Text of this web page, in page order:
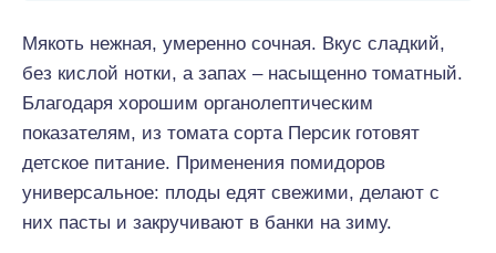
Мякоть нежная, умеренно сочная. Вкус сладкий,
без кислой нотки, а запах – насыщенно томатный.
Благодаря хорошим органолептическим
показателям, из томата сорта Персик готовят
детское питание. Применения помидоров
универсальное: плоды едят свежими, делают с
них пасты и закручивают в банки на зиму.